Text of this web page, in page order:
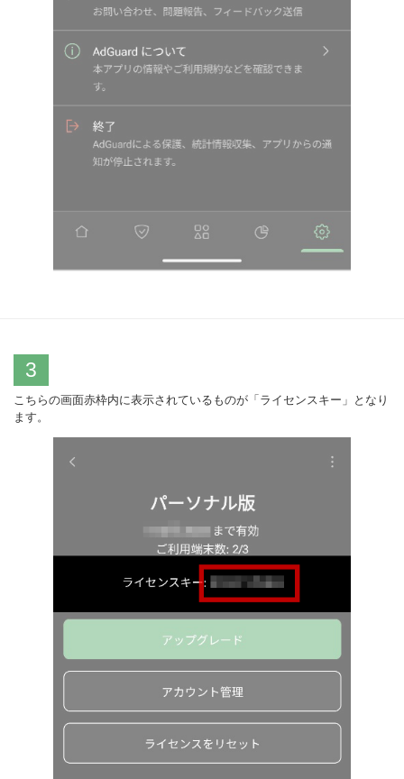
3
こちらの画面赤枠内に表示されているものが「ライセンスキー」となり
ます。